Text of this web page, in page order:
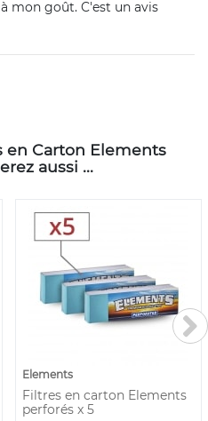
mon goût. C'est un avis
en Carton Elements
aussi ...
Elements
Filtres en carton Elements
perforés x 5